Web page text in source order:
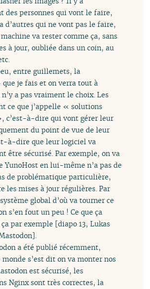
des personnes qui vont le faire,
d’autres qui ne vont pas le faire,
va rester comme ça, sans
à jour, oubliée dans un coin, au
entre guillemets, la
je fais et on verra tout à
n’y a pas vraiment le choix. Les
ce que j’appelle « solutions
c’est-à-dire qui vont gérer leur
du point de vue de leur
à-dire que leur logiciel va
être sécurisé. Par exemple, on va
YunoHost en lui-même n’a pas de
de problématique particulière,
les mises à jour régulières. Par
global d’où va tourner ce
s’en fout un peu ! Ce que ça
ça par exemple [diapo 13, Lukas
a été publié récemment,
monde s’est dit on va monter nos
est sécurisé, les
Nginx sont très correctes, la